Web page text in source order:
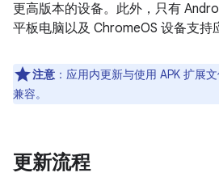
更高版本的设备。此外，只有
平板电脑以及 ChromeOS 设备支持
注意 ：应用内更新与使用 APK 扩展
兼容。
更新流程